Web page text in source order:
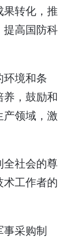
转化，推
提高国防科
境和条
，鼓励和
领域，激
社会的尊
工作者的
采购制